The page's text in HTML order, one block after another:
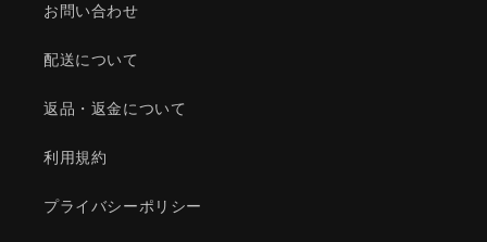
お問い合わせ
配送について
返品・返金について
利用規約
プライバシーポリシー